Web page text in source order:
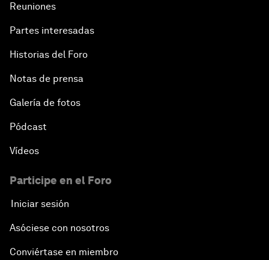
Reuniones
Partes interesadas
Historias del Foro
Notas de prensa
Galería de fotos
Pódcast
Vídeos
Participe en el Foro
Iniciar sesión
Asóciese con nosotros
Conviértase en miembro